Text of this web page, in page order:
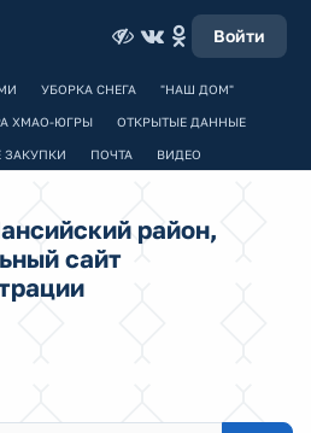
Войти
УБОРКА СНЕГА "НАШ ДОМ"
ХМАО-ЮГРЫ ОТКРЫТЫЕ ДАННЫЕ
ПОЧТА ВИДЕО
район,
сайт